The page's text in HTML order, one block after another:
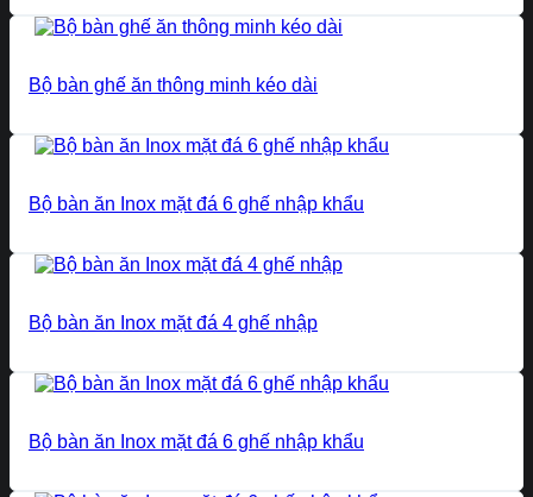
Bộ bàn ghế ăn thông minh kéo dài
Bộ bàn ăn Inox mặt đá 6 ghế nhập khẩu
Bộ bàn ăn Inox mặt đá 4 ghế nhập
Bộ bàn ăn Inox mặt đá 6 ghế nhập khẩu